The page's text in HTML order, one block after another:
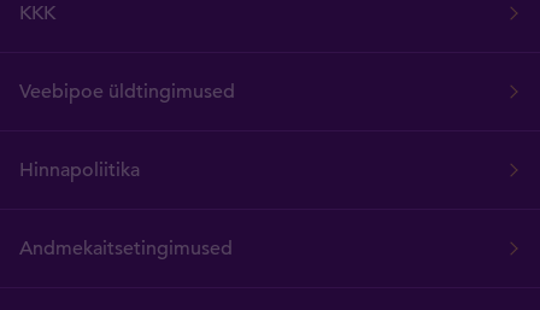
KKK
Veebipoe üldtingimused
Hinnapoliitika
Andmekaitsetingimused